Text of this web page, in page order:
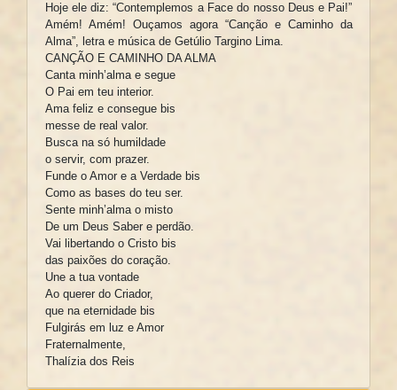
Hoje ele diz: “Contemplemos a Face do nosso Deus e Pai!”
Amém! Amém! Ouçamos agora “Canção e Caminho da
Alma”, letra e música de Getúlio Targino Lima.
CANÇÃO E CAMINHO DA ALMA
Canta minh’alma e segue
O Pai em teu interior.
Ama feliz e consegue bis
messe de real valor.
Busca na só humildade
o servir, com prazer.
Funde o Amor e a Verdade bis
Como as bases do teu ser.
Sente minh’alma o misto
De um Deus Saber e perdão.
Vai libertando o Cristo bis
das paixões do coração.
Une a tua vontade
Ao querer do Criador,
que na eternidade bis
Fulgirás em luz e Amor
Fraternalmente,
Thalízia dos Reis